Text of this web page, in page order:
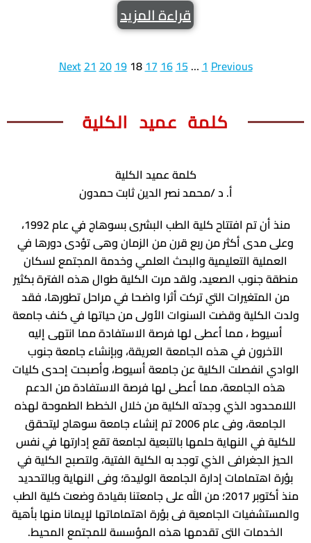
ادارة الازمات والكوارث
التخطيط الاستراتيجي
وحدة ابحاث حيوانات التجارب
كلية الطب جامعة الفيوم
كلية الطب جامعة كفر الشيخ
كلية الطب جامعة المنصورة
كلية الطب جامعة المنوفية
كلية الطب بالإسماعيلية جامعة قناة السويس
كلية الطب جامعة الزقازيق
كلية الطب جامعة بنها
قراءة المزيد
Previous
1
…
15
16
17
18
19
20
21
Next
كلمة عميد الكلية
كلمة عميد الكلية
أ. د /محمد نصر الدين ثابت حمدون
منذ أن تم افتتاح كلية الطب البشرى بسوهاج في عام 1992،
وعلى مدى أكثر من ربع قرن من الزمان وهى تؤدى دورها في
العملية التعليمية والبحث العلمي وخدمة المجتمع لسكان
منطقة جنوب الصعيد، ولقد مرت الكلية طوال هذه الفترة بكثير
من المتغيرات التي تركت أثرا واضحا في مراحل تطورها، فقد
ولدت الكلية وقضت السنوات الأولى من حياتها في كنف جامعة
أسيوط ، مما أعطى لها فرصة الاستفادة مما انتهى إليه
الآخرون في هذه الجامعة العريقة، وبإنشاء جامعة جنوب
الوادي انفصلت الكلية عن جامعة أسيوط، وأصبحت إحدى كليات
هذه الجامعة، مما أعطى لها فرصة الاستفادة من الدعم
اللامحدود الذي وجدته الكلية من خلال الخطط الطموحة لهذه
الجامعة، وفى عام 2006 تم إنشاء جامعة سوهاج ليتحقق
للكلية في النهاية حلمها بالتبعية لجامعة تقع إدارتها في نفس
الحيز الجغرافى الذي توجد به الكلية الفتية، ولتصبح الكلية في
بؤرة اهتمامات إدارة الجامعة الوليدة؛ وفى النهاية وبالتحديد
منذ أكتوبر 2017؛ من الله على جامعتنا بقيادة وضعت كلية الطب
والمستشفيات الجامعية فى بؤرة اهتماماتها لإيمانا منها بأهية
الخدمات التى تقدمها هذه المؤسسة للمجتمع المحيط.